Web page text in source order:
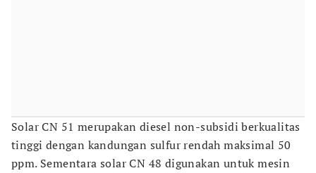
Solar CN 51 merupakan diesel non-subsidi berkualitas
tinggi dengan kandungan sulfur rendah maksimal 50
ppm. Sementara solar CN 48 digunakan untuk mesin